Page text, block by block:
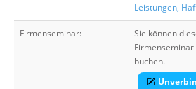
Leistungen,
Firmenseminar:
Sie können
buchen.